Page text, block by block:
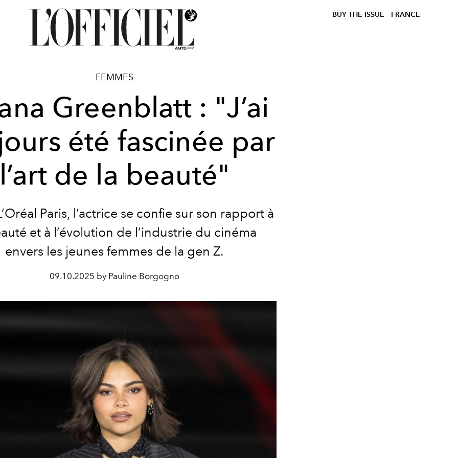
BUY THE ISSUE FRANCE
FEMMES
Greenblatt : "J’ai
été fascinée par
de la beauté"
Paris, l’actrice se confie sur son rapport à
et à l’évolution de l’industrie du cinéma
envers les jeunes femmes de la gen Z.
09.10.2025 by Pauline Borgogno